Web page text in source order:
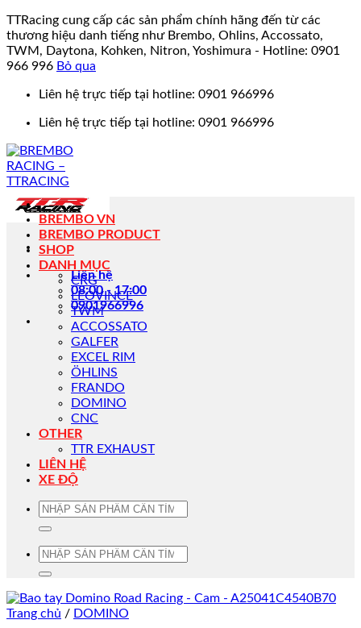
TTRacing cung cấp các sản phẩm chính hãng đến từ các
thương hiệu danh tiếng như Brembo, Ohlins, Accossato,
TWM, Daytona, Kohken, Nitron, Yoshimura - Hotline: 0901
966 996 Bỏ qua
Liên hệ trực tiếp tại hotline: 0901 966996
Liên hệ trực tiếp tại hotline: 0901 966996
Liên hệ
08:00 - 17:00
0901966996
BREMBO VN
BREMBO PRODUCT
SHOP
DANH MỤC
CRG
LEOVINCE
TWM
ACCOSSATO
GALFER
EXCEL RIM
ÖHLINS
FRANDO
DOMINO
CNC
OTHER
TTR EXHAUST
LIÊN HỆ
XE ĐỘ
Tìm
Tìm
Trang chủ / DOMINO